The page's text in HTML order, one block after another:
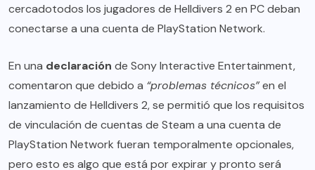
cercadotodos los jugadores de Helldivers 2 en PC deban
conectarse a una cuenta de PlayStation Network.
En una declaración de Sony Interactive Entertainment,
comentaron que debido a “problemas técnicos”en el
lanzamiento de Helldivers 2, se permitió que los requisitos
de vinculación de cuentas de Steam a una cuenta de
PlayStation Network fueran temporalmente opcionales,
pero esto es algo que está por expirar y pronto será